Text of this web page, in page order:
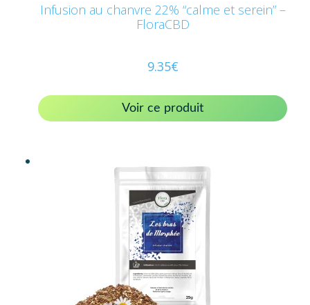
Infusion au chanvre 22% “calme et serein” –
FloraCBD
9.35€
Voir ce produit